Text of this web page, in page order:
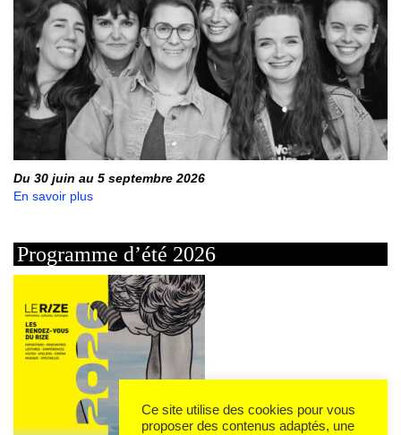
Du 30 juin au 5 septembre 2026
En savoir plus
Programme d’été 2026
Ce site utilise des cookies pour vous
proposer des contenus adaptés, une